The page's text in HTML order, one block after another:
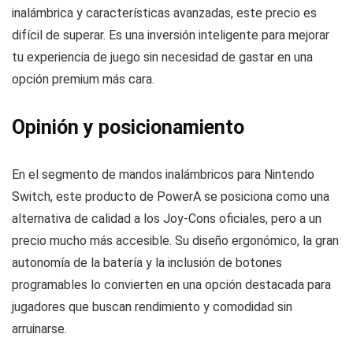
inalámbrica y características avanzadas, este precio es
difícil de superar. Es una inversión inteligente para mejorar
tu experiencia de juego sin necesidad de gastar en una
opción premium más cara.
Opinión y posicionamiento
En el segmento de mandos inalámbricos para Nintendo
Switch, este producto de PowerA se posiciona como una
alternativa de calidad a los Joy-Cons oficiales, pero a un
precio mucho más accesible. Su diseño ergonómico, la gran
autonomía de la batería y la inclusión de botones
programables lo convierten en una opción destacada para
jugadores que buscan rendimiento y comodidad sin
arruinarse.